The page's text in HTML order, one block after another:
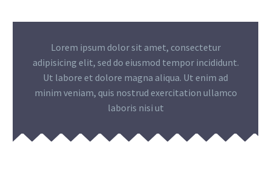
Lorem ipsum dolor sit amet, consectetur
adipisicing elit, sed do eiusmod tempor incididunt.
Ut labore et dolore magna aliqua. Ut enim ad
minim veniam, quis nostrud exercitation ullamco
laboris nisi ut